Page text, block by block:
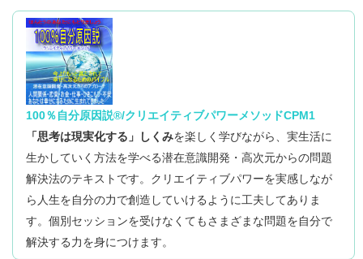
しっかり自分の生活で活かしながら、
錯覚をとっていき、
自分の人生をより楽しんでいきたいと思います。
＜これから１００%自分原因説を学びたい人にメッセ
ージ＞
その世界が
全て自分の思考で創られていると思うと不思議かもし
れません。
引き続きよろしくお願いいたします。
何より、不安なことがあると、
何かにすがりたくなっていましたが、
すべては自分から、と考えるようになりました。
これから、ＣＰＭ３に進むのも楽しみです。
ペースは遅いかもしれませんが、
ゆっくりでもいいのでやっていこうと思います。
これから１００パーセント自分原因説を学ぶ方たちへ
のメッセージ
気持ちよくそれからは
どんどんいい方向に展開していっています！
最近では、
本当にタイミングが良いことばかりです！
自宅のリフォームしたいな～
とカタログ集めなどしていたら、
リフォームの協力者が話もしていないのに、
本当に勝手に現れて現在工事中です。
しかし、CPM２も終わりに近づいてきた頃、
仕事で大きな問題が起こり、
不安で夜も眠れないほどになり、
課題をこなすこともままならないような状態になりま
した。
「マスターコースを受けてるのに、なんでこんなこと
になるの？！ おかしいでしょ？！ なんとかして
よ！！」でした。
そう、私はマスターコースを受けさえすれば、
二度目に手にとって
マリアさんの本を読み始めたときには、
「ザ シークレット」を読んだ時のような衝撃が
私の中で産まれました。
そして、その時と、明らかに違うのは、
漠然としているのではなく、
歴然としていた事。
まだまだ、腑に落ちない点はたくさんあるのですが、
そして突然彼にフラれ、
尊敬していた師匠から講師の話を切られました。
いっぺんにすべてを失ったのです。
恋愛はうまくいかないことが多かったのですが、
唯一仕事だけは上手く進んでいたのに、
その仕事もうまくいかなくなって
精神的ダメージが大きく引きこもりになりました。
それは「ない」ものを目の前の空間に登場させること
ではなくて、
もともと自分のなかに「ある」ものを、
思考することで現実化するものだと理解することがで
きました。
いまは、とても毎日楽しいです。
ランチのメニューを選ぶのも、潜在意識との真剣勝負
（笑）です。
て、ジャニーズとか入れそうだな～（笑）とか思っち
ゃう感じですが、髪の毛を切ってもらって本当の自分
に戻れた気がします。
今まで、無理して使っていたピンク色の小物も本当に
好きなグリーンやブルーの色に変えまた。
香水も甘い香りよりもアロマミストなど、すっきり爽
やかな香りを身につけるようになり、それがすごく居
心地がいいです。
今まで、女性はロングヘアであるべき、それがセクシ
ーの条件とか意味不明なことを思い込んでいました
そして、メールセッションも同時にお願いしており、
自分の思考を見ることにうんざりしてしまい、途中、
CPMの受講をストップしていました。
今思えば、マスターコースの受講を開始するのが早か
ったのかもしれません。
自分自身で変えていこうという覚悟が足りなかったと
思います。
完全に他力本願でした。
100％自分原因説®/クリエイティブパワーメソッドCPM1
「思考は現実化する」しくみを楽しく学びながら、実生活に
生かしていく方法を学べる潜在意識開発・高次元からの問題
解決法のテキストです。クリエイティブパワーを実感しなが
ら人生を自分の力で創造していけるように工夫してありま
す。個別セッションを受けなくてもさまざまな問題を自分で
解決する力を身につけます。